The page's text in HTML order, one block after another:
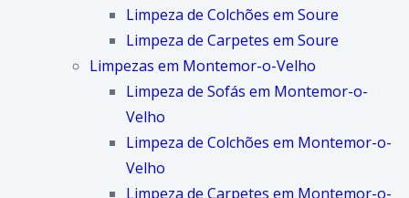
Limpeza de Colchões em Soure
Limpeza de Carpetes em Soure
Limpezas em Montemor-o-Velho
Limpeza de Sofás em Montemor-o-
Velho
Limpeza de Colchões em Montemor-o-
Velho
Limpeza de Carpetes em Montemor-o-